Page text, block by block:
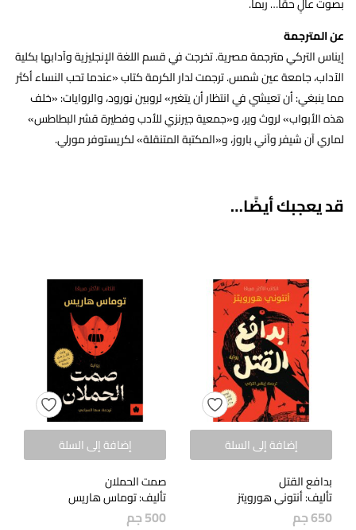
عن المترجمة
إيناس التركي مترجمة مصرية. تخرجت في قسم اللغة الإنجليزية وآدابها بكلية
الآداب، جامعة عين شمس. ترجمت لدار الكرمة كتاب «عندما تحب النساء أكثر
مما ينبغي: أن تعيشي في انتظار أن يتغير» لروبين نورود، والروايات: «خلف
هذه الأبواب» لروث وير، و«جمعية جيرنزي للأدب وفطيرة قشر البطاطس»
لماري آن شيفر وآني باروز، و«المكتبة المتنقلة» لكريستوفر مورلي.
قد يعجبك أيضًا…
إضافة إلى السلة
بدافع القتل
تأليف: أنتوني هورويتز
650جم
إضافة إلى السلة
صمت الحملان
تأليف: توماس هاريس
500جم